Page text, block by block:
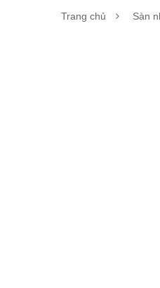
Trang chủ Sàn